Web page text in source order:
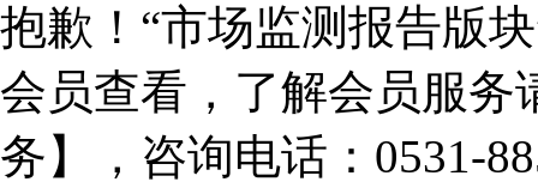
抱歉！“市场监测报告版
会员查看，了解会员服务
务】，咨询电话：0531-